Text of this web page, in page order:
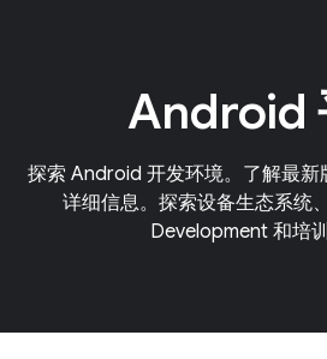
Android
探索 Android 开发环境。了解最新
详细信息。探索设备生态系统
Development 和培训